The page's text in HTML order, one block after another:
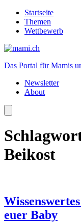
Startseite
Themen
Wettbewerb
Das Portal für Mamis
Newsletter
About
Beikost
euer Baby